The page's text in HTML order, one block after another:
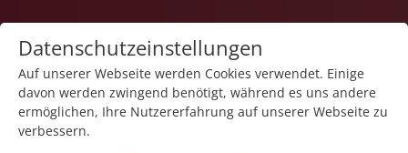
Teilhabe und Familie
Datenschutzeinstellungen
Auf unserer Webseite werden Cookies verwendet. Einige
davon werden zwingend benötigt, während es uns andere
ermöglichen, Ihre Nutzererfahrung auf unserer Webseite zu
verbessern.